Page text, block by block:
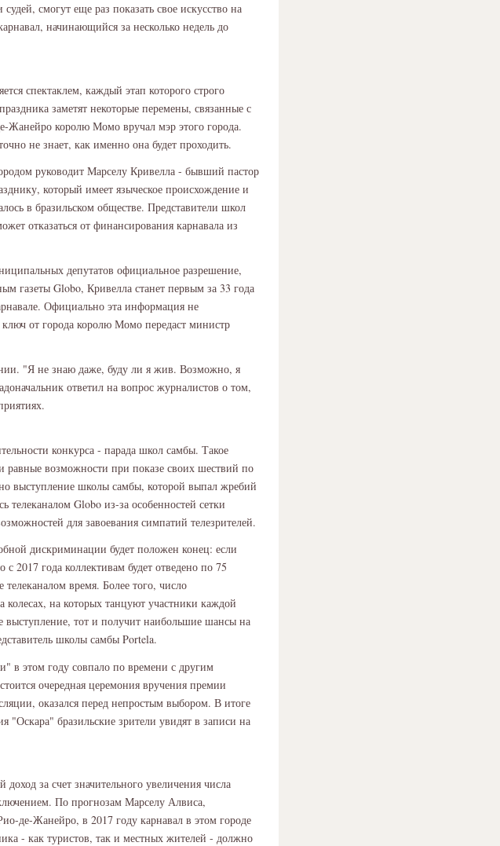
смогут еще раз показать свое искусство на
начинающийся за несколько недель до
спектаклем, каждый этап которого строго
заметят некоторые перемены, связанные с
Жанейро королю Момо вручал мэр этого города.
не знает, как именно она будет проходить.
руководит Марселу Кривелла - бывший пастор
который имеет языческое происхождение и
в бразильском обществе. Представители школ
отказаться от финансирования карнавала из
депутатов официальное разрешение,
газеты Globo, Кривелла станет первым за 33 года
Официально эта информация не
от города королю Момо передаст министр
"Я не знаю даже, буду ли я жив. Возможно, я
ответил на вопрос журналистов о том,
конкурса - парада школ самбы. Такое
равные возможности при показе своих шествий по
выступление школы самбы, которой выпал жребий
телеканалом Globo из-за особенностей сетки
для завоевания симпатий телезрителей.
дискриминации будет положен конец: если
года коллективам будет отведено по 75
время. Более того, число
на которых танцуют участники каждой
выступление, тот и получит наибольшие шансы на
школы самбы Portela.
в этом году совпало по времени с другим
очередная церемония вручения премии
оказался перед непростым выбором. В итоге
бразильские зрители увидят в записи на
за счет значительного увеличения числа
По прогнозам Марселу Алвиса,
де-Жанейро, в 2017 году карнавал в этом городе
- как туристов, так и местных жителей - должно